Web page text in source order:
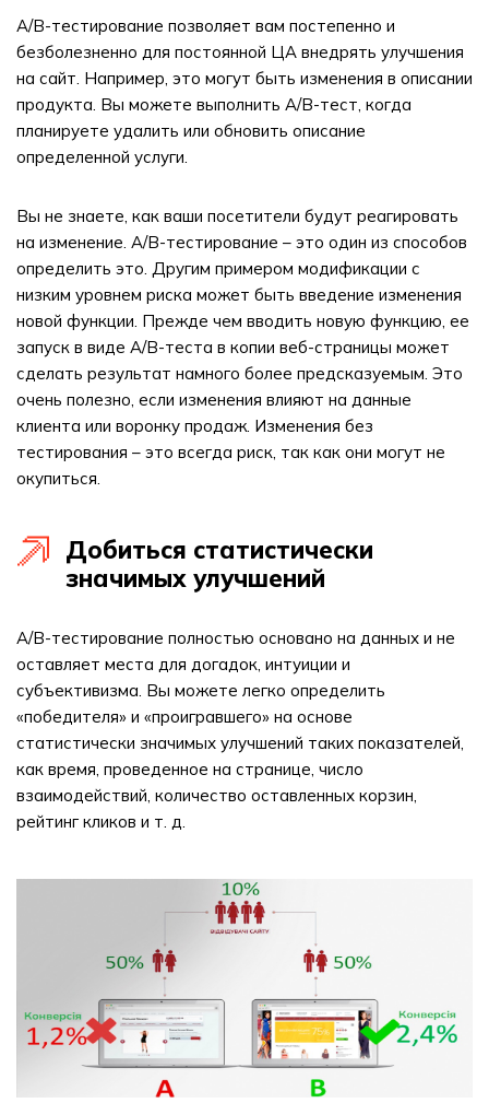
A/B-тестирование позволяет вам постепенно и
безболезненно для постоянной ЦА внедрять улучшения
на сайт. Например, это могут быть изменения в описании
продукта. Вы можете выполнить A/B-тест, когда
планируете удалить или обновить описание
определенной услуги.
Вы не знаете, как ваши посетители будут реагировать
на изменение. A/B-тестирование – это один из способов
определить это. Другим примером модификации с
низким уровнем риска может быть введение изменения
новой функции. Прежде чем вводить новую функцию, ее
запуск в виде A/B-теста в копии веб-страницы может
сделать результат намного более предсказуемым. Это
очень полезно, если изменения влияют на данные
клиента или воронку продаж. Изменения без
тестирования – это всегда риск, так как они могут не
окупиться.
Добиться статистически
значимых улучшений
A/B-тестирование полностью основано на данных и не
оставляет места для догадок, интуиции и
субъективизма. Вы можете легко определить
«победителя» и «проигравшего» на основе
статистически значимых улучшений таких показателей,
как время, проведенное на странице, число
взаимодействий, количество оставленных корзин,
рейтинг кликов и т. д.